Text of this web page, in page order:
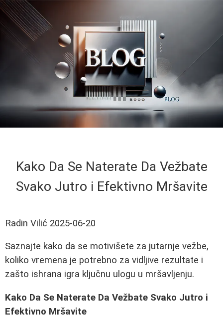
Kako Da Se Naterate Da Vežbate
Svako Jutro i Efektivno Mršavite
Radin Vilić 2025-06-20
Saznajte kako da se motivišete za jutarnje vežbe,
koliko vremena je potrebno za vidljive rezultate i
zašto ishrana igra ključnu ulogu u mršavljenju.
Kako Da Se Naterate Da Vežbate Svako Jutro i
Efektivno Mršavite